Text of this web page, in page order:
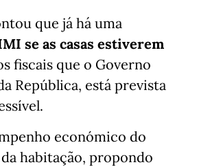
que já há uma
se as casas estiverem
fiscais que o Governo
República, está prevista
económico do
habitação, propondo